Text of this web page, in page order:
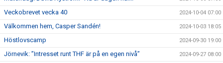
Veckobrevet vecka 40 2024-10-04 07:00
Välkommen hem, Casper Sandén! 2024-10-03 18:05
Höstlovscamp 2024-09-30 19:00
Jörnevik: ”Intresset runt THF är på en egen nivå” 2024-09-27 08:00